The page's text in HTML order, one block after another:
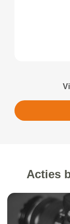
Acties